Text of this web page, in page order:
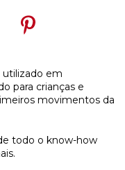
em
para crianças e
movimentos da
todo o know-how